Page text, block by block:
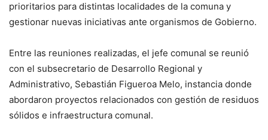
prioritarios para distintas localidades de la comuna y
gestionar nuevas iniciativas ante organismos de Gobierno.
Entre las reuniones realizadas, el jefe comunal se reunió
con el subsecretario de Desarrollo Regional y
Administrativo, Sebastián Figueroa Melo, instancia donde
abordaron proyectos relacionados con gestión de residuos
sólidos e infraestructura comunal.